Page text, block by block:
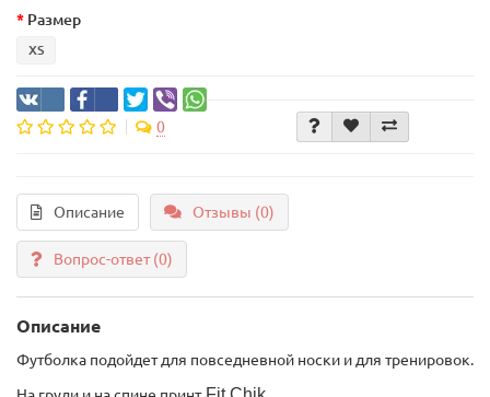
Размер
XS
0
Описание Отзывы (0)
Вопрос-ответ(0)
Описание
Футболка подойдет для повседневной носки и для тренировок.